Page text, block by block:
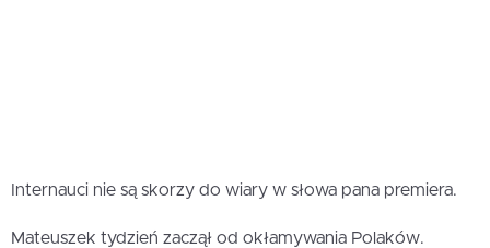
Internauci nie są skorzy do wiary w słowa pana premiera.
Mateuszek tydzień zaczął od okłamywania Polaków.